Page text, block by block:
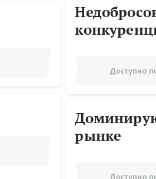
Доступно
рынке
Доступно